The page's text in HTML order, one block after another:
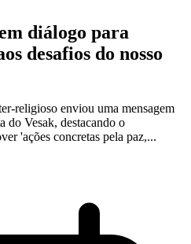
diálogo para
desafios do nosso
religioso enviou uma mensagem
do Vesak, destacando o
'ações concretas pela paz,...